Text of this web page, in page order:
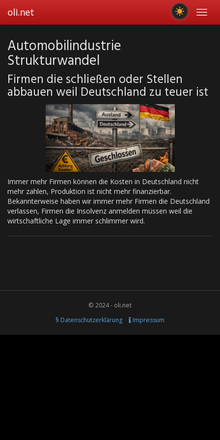
main
oli.net
Automobilindustrie
Strukturwandel
Firmen die schließen oder Stellen
abbauen weil Deutschland zu teuer ist
Immer mehr Firmen können die Kosten in Deutschland nicht
mehr zahlen, Produktion ist nicht mehr finanzierbar.
Bekannterweise haben wir immer mehr Firmen die Deutschland
verlassen, Firmen die Insolvenz anmelden müssen weil die
wirtschaftliche Lage immer schlimmer wird.
© 2024 - oli.net
§ Datenschutzerklärung
Impressum